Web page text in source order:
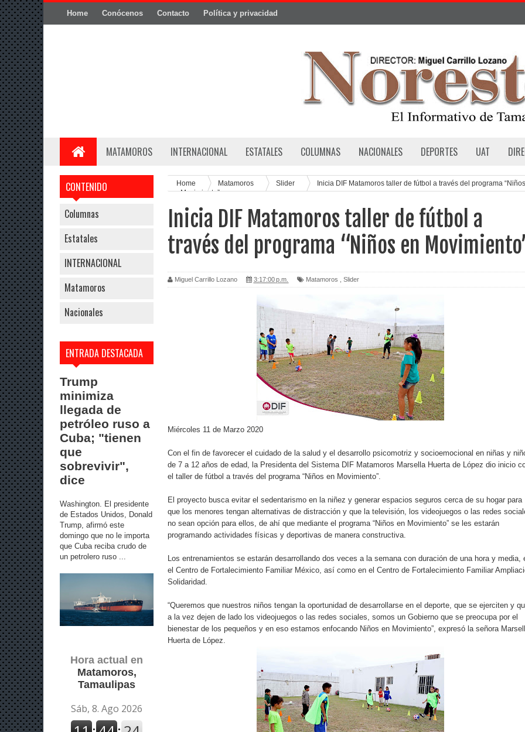
Home Conócenos Contacto Política y privacidad
MATAMOROS INTERNACIONAL ESTATALES COLUMNAS NACIONALES DEPORTES UAT
CONTENIDO
Columnas
Estatales
INTERNACIONAL
Matamoros
Nacionales
ENTRADA DESTACADA
Trump
minimiza
llegada de
petróleo ruso a
Cuba; "tienen
que
sobrevivir",
dice
Washington. El presidente
de Estados Unidos, Donald
Trump, afirmó este
domingo que no le importa
que Cuba reciba crudo de
un petrolero ruso ...
Hora actual en
Matamoros,
Tamaulipas
Home Matamoros Slider
Inicia DIF Matamoros taller de fútbol a través del programa “Niños
en Movimiento”
Inicia DIF Matamoros taller de fútbol a
través del programa “Niños en
Miguel Carrillo Lozano 3:17:00 p.m. Matamoros Slider
Miércoles 11 de Marzo 2020
Con el fin de favorecer el cuidado de la salud y el desarrollo psicomotriz y socioemocional en niñas y
de 7 a 12 años de edad, la Presidenta del Sistema DIF Matamoros Marsella Huerta de López dio inicio
el taller de fútbol a través del programa “Niños en Movimiento”.
El proyecto busca evitar el sedentarismo en la niñez y generar espacios seguros cerca de su hogar para
que los menores tengan alternativas de distracción y que la televisión, los videojuegos o las redes
no sean opción para ellos, de ahí que mediante el programa “Niños en Movimiento” se les estarán
programando actividades físicas y deportivas de manera constructiva.
Los entrenamientos se estarán desarrollando dos veces a la semana con duración de una hora y media,
el Centro de Fortalecimiento Familiar México, así como en el Centro de Fortalecimiento Familiar
Solidaridad.
“Queremos que nuestros niños tengan la oportunidad de desarrollarse en el deporte, que se ejerciten y
a la vez dejen de lado los videojuegos o las redes sociales, somos un Gobierno que se preocupa por el
bienestar de los pequeños y en eso estamos enfocando Niños en Movimiento”, expresó la señora
Huerta de López.